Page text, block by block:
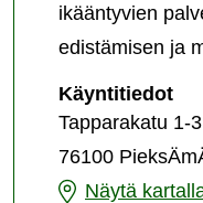
ikääntyvien
edistämisen ja
Käyntitiedot
Tapparakatu 1-3
76100
Näytä
Pieksämäen